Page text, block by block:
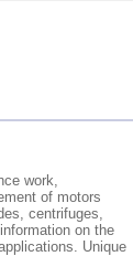
work,
of motors
centrifuges,
on the
Unique